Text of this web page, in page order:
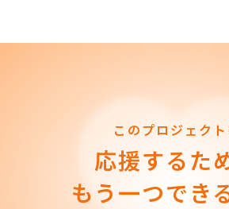
このプロジェクト
応援するた
もう一つでき